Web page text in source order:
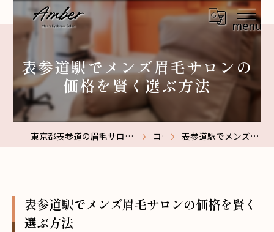
表参道駅でメンズ眉毛サロンの
価格を賢く選ぶ方法
東京都表参道の眉毛サロンなら【メンズ眉毛サロン】Amber表参道 コラム 表参道駅でメンズ眉毛サロンの価格を賢く選ぶ方法
表参道駅でメンズ眉毛サロンの価格を賢く
選ぶ方法